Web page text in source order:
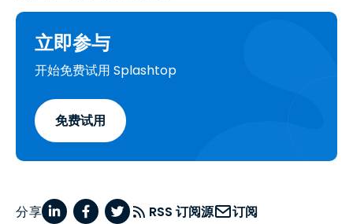
立即参与
开始免费试用 Splashtop
免费试用
分享 RSS 订阅源 订阅